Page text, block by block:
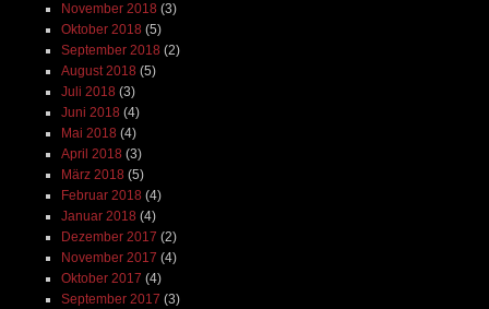
November 2018 (3)
Oktober 2018 (5)
September 2018 (2)
August 2018 (5)
Juli 2018 (3)
Juni 2018 (4)
Mai 2018 (4)
April 2018 (3)
März 2018 (5)
Februar 2018 (4)
Januar 2018 (4)
Dezember 2017 (2)
November 2017 (4)
Oktober 2017 (4)
September 2017 (3)